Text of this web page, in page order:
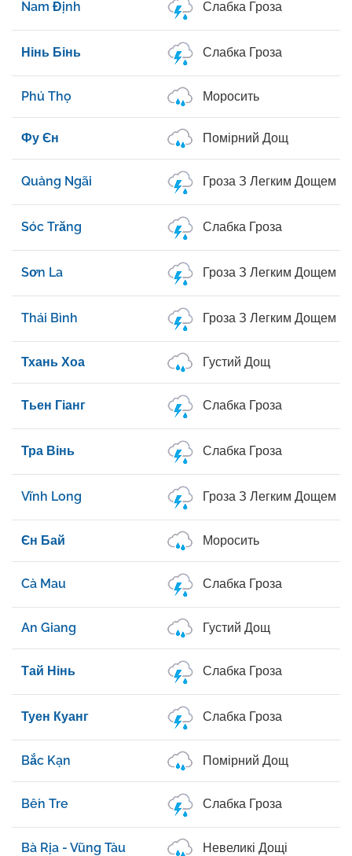
Nam Định Слабка Гроза
Нінь Бінь Слабка Гроза
Phú Thọ Моросить
Фу Єн Помірний Дощ
Quảng Ngãi Гроза З Легким Дощем
Sóc Trăng Слабка Гроза
Sơn La Гроза З Легким Дощем
Thái Bình Гроза З Легким Дощем
Тхань Хоа Густий Дощ
Тьен Гіанг Слабка Гроза
Тра Вінь Слабка Гроза
Vĩnh Long Гроза З Легким Дощем
Єн Бай Моросить
Cà Mau Слабка Гроза
An Giang Густий Дощ
Тай Нінь Слабка Гроза
Туен Куанг Слабка Гроза
Bắc Kạn Помірний Дощ
Bến Tre Слабка Гроза
Bà Rịa - Vũng Tàu Невеликі Дощі